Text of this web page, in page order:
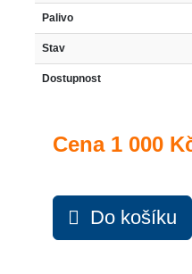
Palivo
Stav
Dostupnost
Cena 1 000
Do košíku